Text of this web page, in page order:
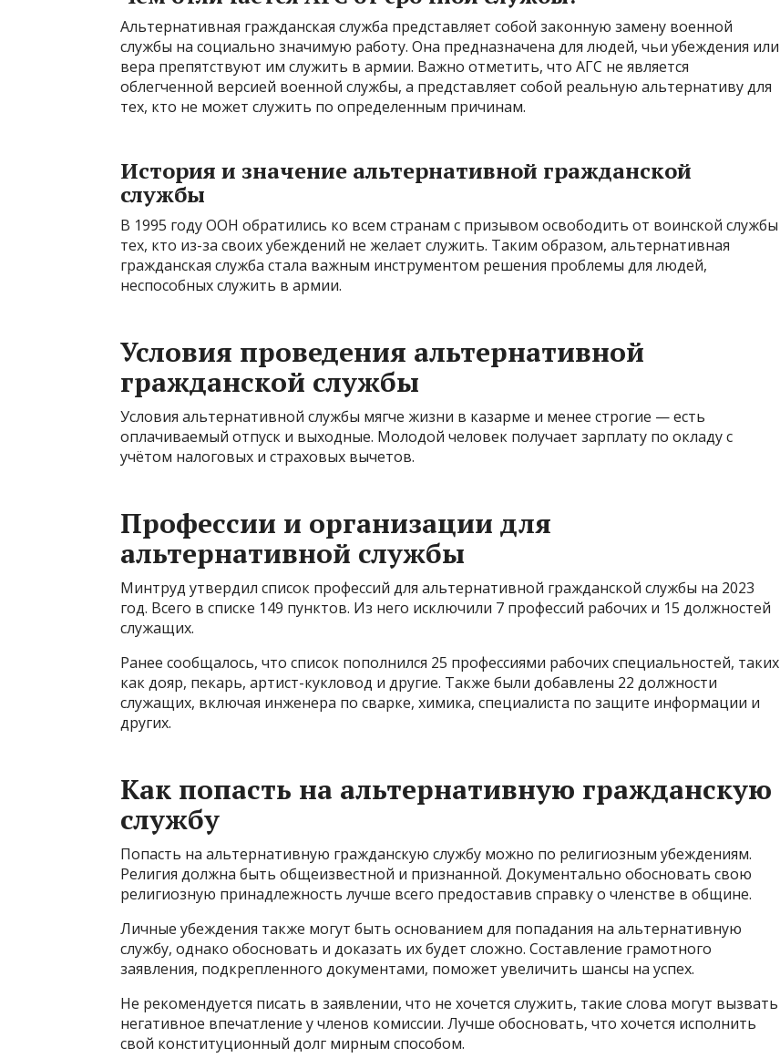
Альтернативная гражданская служба представляет собой законную замену военной
службы на социально значимую работу. Она предназначена для людей, чьи убеждения или
вера препятствуют им служить в армии. Важно отметить, что АГС не является
облегченной версией военной службы, а представляет собой реальную альтернативу для
тех, кто не может служить по определенным причинам.
История и значение альтернативной гражданской
службы
В 1995 году ООН обратились ко всем странам с призывом освободить от воинской службы
тех, кто из-за своих убеждений не желает служить. Таким образом, альтернативная
гражданская служба стала важным инструментом решения проблемы для людей,
неспособных служить в армии.
Условия проведения альтернативной
гражданской службы
Условия альтернативной службы мягче жизни в казарме и менее строгие — есть
оплачиваемый отпуск и выходные. Молодой человек получает зарплату по окладу с
учётом налоговых и страховых вычетов.
Профессии и организации для
альтернативной службы
Минтруд утвердил список профессий для альтернативной гражданской службы на 2023
год. Всего в списке 149 пунктов. Из него исключили 7 профессий рабочих и 15 должностей
служащих.
Ранее сообщалось, что список пополнился 25 профессиями рабочих специальностей, таких
как дояр, пекарь, артист-кукловод и другие. Также были добавлены 22 должности
служащих, включая инженера по сварке, химика, специалиста по защите информации и
других.
Как попасть на альтернативную гражданскую
службу
Попасть на альтернативную гражданскую службу можно по религиозным убеждениям.
Религия должна быть общеизвестной и признанной. Документально обосновать свою
религиозную принадлежность лучше всего предоставив справку о членстве в общине.
Личные убеждения также могут быть основанием для попадания на альтернативную
службу, однако обосновать и доказать их будет сложно. Составление грамотного
заявления, подкрепленного документами, поможет увеличить шансы на успех.
Не рекомендуется писать в заявлении, что не хочется служить, такие слова могут вызвать
негативное впечатление у членов комиссии. Лучше обосновать, что хочется исполнить
свой конституционный долг мирным способом.